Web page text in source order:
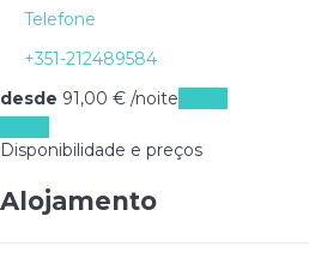
Telefone
+351-212489584
desde 91,00 € /noite
Disponibilidade e preços
Alojamento